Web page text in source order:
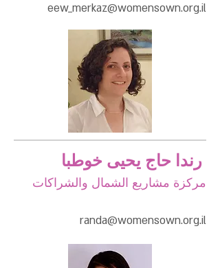
eew_merkaz@womensown.org.il
مركزة مشاريع الشمال والشراكات
randa@womensown.org.il